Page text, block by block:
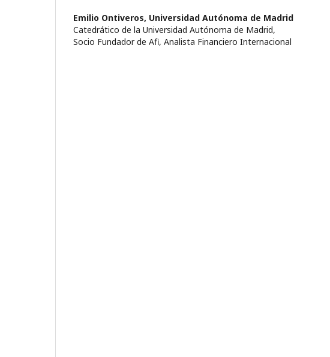
Emilio Ontiveros, Universidad Autónoma de Madrid
Catedrático de la Universidad Autónoma de Madrid,
Socio Fundador de Afi, Analista Financiero Internacional